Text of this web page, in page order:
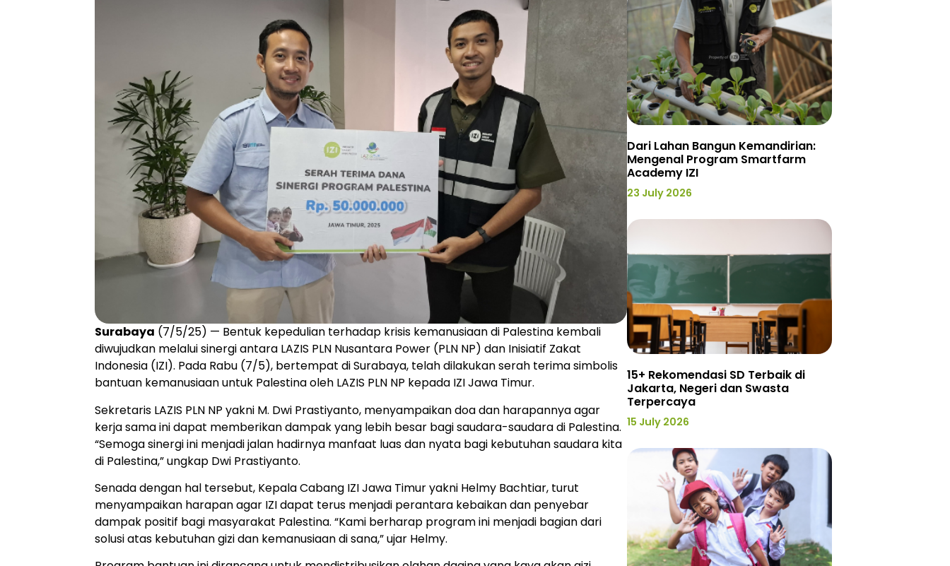
Surabaya (7/5/25) — Bentuk kepedulian terhadap krisis kemanusiaan di Palestina kembali
diwujudkan melalui sinergi antara LAZIS PLN Nusantara Power (PLN NP) dan Inisiatif Zakat
Indonesia (IZI). Pada Rabu (7/5), bertempat di Surabaya, telah dilakukan serah terima simbolis
bantuan kemanusiaan untuk Palestina oleh LAZIS PLN NP kepada IZI Jawa Timur.
Sekretaris LAZIS PLN NP yakni M. Dwi Prastiyanto, menyampaikan doa dan harapannya agar
kerja sama ini dapat memberikan dampak yang lebih besar bagi saudara-saudara di Palestina.
“Semoga sinergi ini menjadi jalan hadirnya manfaat luas dan nyata bagi kebutuhan saudara kita
di Palestina,” ungkap Dwi Prastiyanto.
Senada dengan hal tersebut, Kepala Cabang IZI Jawa Timur yakni Helmy Bachtiar, turut
menyampaikan harapan agar IZI dapat terus menjadi perantara kebaikan dan penyebar
dampak positif bagi masyarakat Palestina. “Kami berharap program ini menjadi bagian dari
solusi atas kebutuhan gizi dan kemanusiaan di sana,” ujar Helmy.
Dari Lahan Bangun Kemandirian:
Mengenal Program Smartfarm
Academy IZI
23 July 2026
15+ Rekomendasi SD Terbaik di
Jakarta, Negeri dan Swasta
Terpercaya
15 July 2026